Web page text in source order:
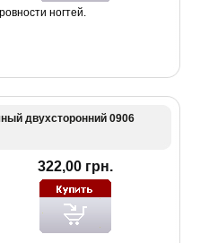
ногтей.
двухсторонний 0906
322,00 грн.